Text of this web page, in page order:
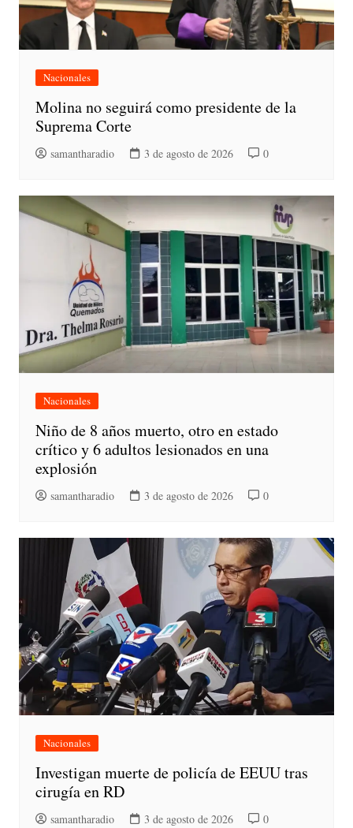
Nacionales
Molina no seguirá como presidente de la
Suprema Corte
samantharadio 3 de agosto de 2026 0
Nacionales
Niño de 8 años muerto, otro en estado
crítico y 6 adultos lesionados en una
explosión
samantharadio 3 de agosto de 2026 0
Nacionales
Investigan muerte de policía de EEUU tras
cirugía en RD
samantharadio 3 de agosto de 2026 0